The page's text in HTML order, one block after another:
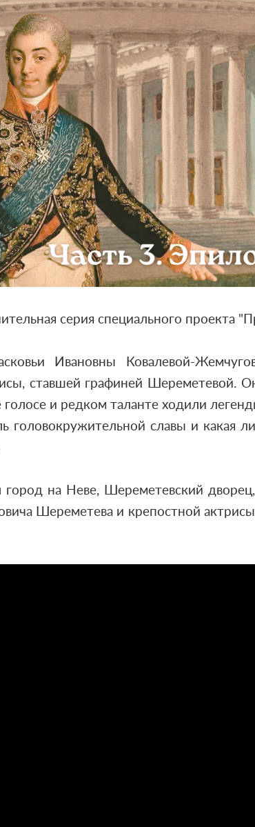
серия специального проекта
Ивановны Ковалевой-
ставшей графиней Шереметевой.
и редком таланте ходили
головокружительной славы и какая
город на Неве, Шереметевский
Шереметева и крепостной